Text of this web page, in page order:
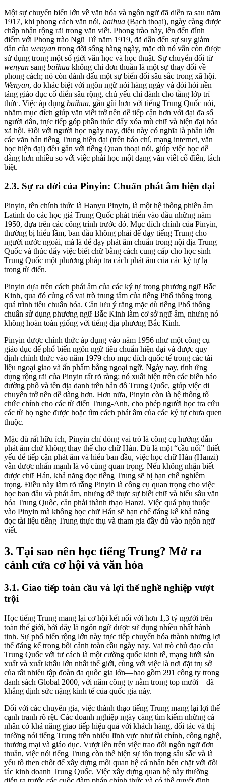
Một sự chuyển biến lớn về văn hóa và ngôn ngữ đã diễn ra sau năm
1917, khi phong cách văn nói, baihua (Bạch thoại), ngày càng được
chấp nhận rộng rãi trong văn viết. Phong trào này, lên đến đỉnh
điểm với Phong trào Ngũ Tứ năm 1919, đã dẫn đến sự suy giảm
dần của wenyan trong đời sống hàng ngày, mặc dù nó vẫn còn được
sử dụng trong một số giới văn học và học thuật. Sự chuyển đổi từ
wenyan sang baihua không chỉ đơn thuần là một sự thay đổi về
phong cách; nó còn đánh dấu một sự biến đổi sâu sắc trong xã hội.
Wenyan, do khác biệt với ngôn ngữ nói hàng ngày và đòi hỏi nền
tảng giáo dục cổ điển sâu rộng, chủ yếu chỉ dành cho tầng lớp trí
thức. Việc áp dụng baihua, gần gũi hơn với tiếng Trung Quốc nói,
nhằm mục đích giúp văn viết trở nên dễ tiếp cận hơn với đại đa số
người dân, trực tiếp góp phần thúc đẩy xóa mù chữ và hiện đại hóa
xã hội. Đối với người học ngày nay, điều này có nghĩa là phần lớn
các văn bản tiếng Trung hiện đại (trên báo chí, mạng internet, văn
học hiện đại) đều gần với tiếng Quan thoại nói, giúp việc học dễ
dàng hơn nhiều so với việc phải học một dạng văn viết cổ điển, tách
biệt.
2.3. Sự ra đời của Pinyin: Chuẩn phát âm hiện đại
Pinyin, tên chính thức là Hanyu Pinyin, là một hệ thống phiên âm
Latinh do các học giả Trung Quốc phát triển vào đầu những năm
1950, dựa trên các công trình trước đó. Mục đích chính của Pinyin,
thường bị hiểu lầm, ban đầu không phải để dạy tiếng Trung cho
người nước ngoài, mà là để dạy phát âm chuẩn trong nội địa Trung
Quốc và thúc đẩy việc biết chữ bằng cách cung cấp cho học sinh
Trung Quốc một phương pháp tra cách phát âm của các ký tự lạ
trong từ điển.
Pinyin dựa trên cách phát âm của các ký tự trong phương ngữ Bắc
Kinh, qua đó củng cố vai trò trung tâm của tiếng Phổ thông trong
quá trình tiêu chuẩn hóa. Cần lưu ý rằng mặc dù tiếng Phổ thông
chuẩn sử dụng phương ngữ Bắc Kinh làm cơ sở ngữ âm, nhưng nó
không hoàn toàn giống với tiếng địa phương Bắc Kinh.
Pinyin được chính thức áp dụng vào năm 1956 như một công cụ
giáo dục để phổ biến ngôn ngữ tiêu chuẩn hiện đại và được quy
định chính thức vào năm 1979 cho mục đích quốc tế trong các tài
liệu ngoại giao và ấn phẩm bằng ngoại ngữ. Ngày nay, tính ứng
dụng rộng rãi của Pinyin rất rõ ràng: nó xuất hiện trên các biển báo
đường phố và tên địa danh trên bản đồ Trung Quốc, giúp việc di
chuyển trở nên dễ dàng hơn. Hơn nữa, Pinyin còn là hệ thống tổ
chức chính cho các từ điển Trung-Anh, cho phép người học tra cứu
các từ họ nghe được hoặc tìm cách phát âm của các ký tự chưa quen
thuộc.
Mặc dù rất hữu ích, Pinyin chỉ đóng vai trò là công cụ hướng dẫn
phát âm chứ không thay thế cho chữ Hán. Dù là một “cầu nối” thiết
yếu để tiếp cận phát âm và hiểu ban đầu, việc học chữ Hán (Hanzi)
vẫn được nhấn mạnh là vô cùng quan trọng. Nếu không nhận biết
được chữ Hán, khả năng đọc tiếng Trung sẽ bị hạn chế nghiêm
trọng. Điều này làm rõ rằng Pinyin là công cụ quan trọng cho việc
học ban đầu và phát âm, nhưng để thực sự biết chữ và hiểu sâu văn
hóa Trung Quốc, cần phải thành thạo Hanzi. Việc quá phụ thuộc
vào Pinyin mà không học chữ Hán sẽ hạn chế đáng kể khả năng
đọc tài liệu tiếng Trung thực thụ và tham gia đầy đủ vào ngôn ngữ
viết.
3. Tại sao nên học tiếng Trung? Mở ra
cánh cửa cơ hội và văn hóa
3.1. Giao tiếp toàn cầu và lợi thế nghề nghiệp vượt
trội
Học tiếng Trung mang lại cơ hội kết nối với hơn 1,3 tỷ người trên
toàn thế giới, bởi đây là ngôn ngữ được sử dụng nhiều nhất hành
tinh. Sự phổ biến rộng lớn này trực tiếp chuyển hóa thành những lợi
thế đáng kể trong bối cảnh toàn cầu ngày nay. Vai trò chủ đạo của
Trung Quốc với tư cách là một cường quốc kinh tế, mạng lưới sản
xuất và xuất khẩu lớn nhất thế giới, cùng với việc là nơi đặt trụ sở
của rất nhiều tập đoàn đa quốc gia lớn—bao gồm 291 công ty trong
danh sách Global 2000, với năm công ty nằm trong top mười—đã
khẳng định sức nặng kinh tế của quốc gia này.
Đối với các chuyên gia, việc thành thạo tiếng Trung mang lại lợi thế
cạnh tranh rõ rệt. Các doanh nghiệp ngày càng tìm kiếm những cá
nhân có khả năng giao tiếp hiệu quả với khách hàng, đối tác và thị
trường nói tiếng Trung trên nhiều lĩnh vực như tài chính, công nghệ,
thương mại và giáo dục. Vượt lên trên việc trao đổi ngôn ngữ đơn
thuần, việc nói tiếng Trung còn thể hiện sự tôn trọng sâu sắc và là
yếu tố then chốt để xây dựng mối quan hệ cá nhân bền chặt với đối
tác kinh doanh Trung Quốc. Việc xây dựng quan hệ này thường